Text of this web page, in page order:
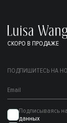
СКОРО В ПРОДАЖЕ
ПОДПИШИТЕСЬ НА
Подписываясь
данных